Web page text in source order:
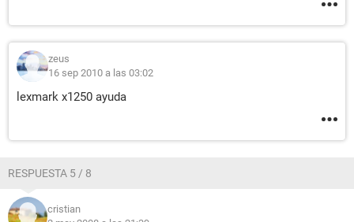
zeus
16 sep 2010 a las 03:02
lexmark x1250 ayuda
RESPUESTA 5 / 8
cristian